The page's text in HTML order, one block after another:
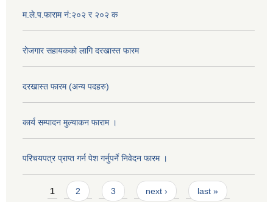
म.ले.प.फाराम नं:२०२ र २०२ क
रोजगार सहायकको लागि दरखास्त फारम
दरखास्त फारम (अन्य पदहरु)
कार्य सम्पादन मुल्याक‌न फाराम ।
परिचयपत्र प्राप्त गर्न पेश गर्नुपर्ने निवेदन फारम ।
Pages
1 2 3 next › last »